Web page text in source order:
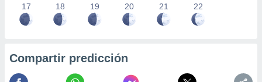
17 18 19 20 21 22
Compartir predicción